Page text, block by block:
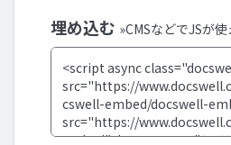
埋め込む »CMSなどでJSが